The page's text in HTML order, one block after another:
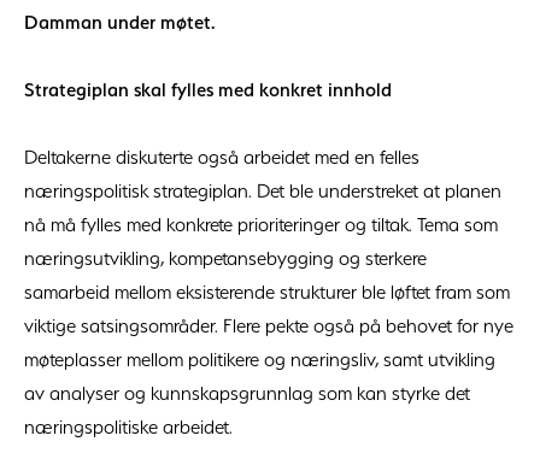
Damman under møtet.
Strategiplan skal fylles med konkret innhold
Deltakerne diskuterte også arbeidet med en felles
næringspolitisk strategiplan. Det ble understreket at planen
nå må fylles med konkrete prioriteringer og tiltak. Tema som
næringsutvikling, kompetansebygging og sterkere
samarbeid mellom eksisterende strukturer ble løftet fram som
viktige satsingsområder. Flere pekte også på behovet for nye
møteplasser mellom politikere og næringsliv, samt utvikling
av analyser og kunnskapsgrunnlag som kan styrke det
næringspolitiske arbeidet.